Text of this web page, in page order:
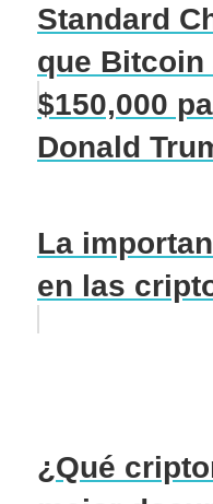
Standard
que Bitcoin
$150,000
Donald
La
en las
¿Qué